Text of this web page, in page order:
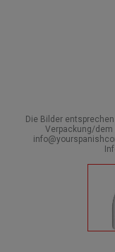
Die Bilder
Verpackung/dem